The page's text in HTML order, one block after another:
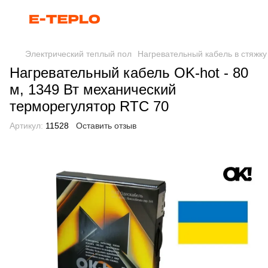
Электрический теплый пол Нагревательный кабель в стяжку
Нагревательный кабель OK-hot - 80
м, 1349 Вт механический
терморегулятор RTC 70
Артикул: 11528 Оставить отзыв